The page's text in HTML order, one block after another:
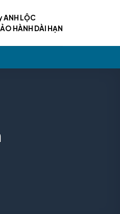
ANH LỘC
HÀNH DÀI HẠN